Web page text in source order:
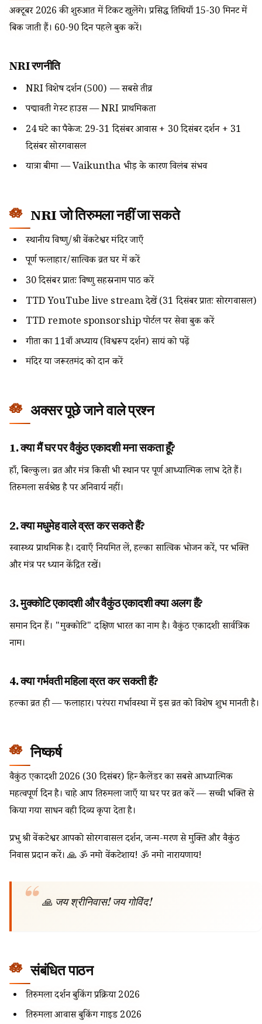
अक्टूबर 2026 की शुरुआत में टिकट खुलेंगे। प्रसिद्ध तिथियाँ 15-30 मिनट में
बिक जाती हैं। 60-90 दिन पहले बुक करें।
NRI रणनीति
NRI विशेष दर्शन (₹500) — सबसे तीव्र
पद्मावती गेस्ट हाउस — NRI प्राथमिकता
24 घंटे का पैकेज: 29-31 दिसंबर आवास + 30 दिसंबर दर्शन + 31
दिसंबर सोरगवासल
यात्रा बीमा — Vaikuntha भीड़ के कारण विलंब संभव
NRI जो तिरुमला नहीं जा सकते
स्थानीय विष्णु/श्री वेंकटेश्वर मंदिर जाएँ
पूर्ण फलाहार/सात्विक व्रत घर में करें
30 दिसंबर प्रातः विष्णु सहस्रनाम पाठ करें
TTD YouTube live stream देखें (31 दिसंबर प्रातः सोरगवासल)
TTD remote sponsorship पोर्टल पर सेवा बुक करें
गीता का 11वाँ अध्याय (विश्वरूप दर्शन) सायं को पढ़ें
मंदिर या जरूरतमंद को दान करें
अक्सर पूछे जाने वाले प्रश्न
1. क्या मैं घर पर वैकुंठ एकादशी मना सकता हूँ?
हाँ, बिल्कुल। व्रत और मंत्र किसी भी स्थान पर पूर्ण आध्यात्मिक लाभ देते हैं।
तिरुमला सर्वश्रेष्ठ है पर अनिवार्य नहीं।
2. क्या मधुमेह वाले व्रत कर सकते हैं?
स्वास्थ्य प्राथमिक है। दवाएँ नियमित लें, हल्का सात्विक भोजन करें, पर भक्ति
और मंत्र पर ध्यान केंद्रित रखें।
3. मुक्कोटि एकादशी और वैकुंठ एकादशी क्या अलग हैं?
समान दिन हैं। "मुक्कोटि" दक्षिण भारत का नाम है। वैकुंठ एकादशी सार्वत्रिक
नाम।
4. क्या गर्भवती महिला व्रत कर सकती हैं?
हल्का व्रत ही — फलाहार। परंपरा गर्भावस्था में इस व्रत को विशेष शुभ मानती है।
निष्कर्ष
वैकुंठ एकादशी 2026 (30 दिसंबर) हिन्दू कैलेंडर का सबसे आध्यात्मिक
महत्वपूर्ण दिन है। चाहे आप तिरुमला जाएँ या घर पर व्रत करें — सच्ची भक्ति से
किया गया साधन वही दिव्य कृपा देता है।
प्रभु श्री वेंकटेश्वर आपको सोरगवासल दर्शन, जन्म-मरण से मुक्ति और वैकुंठ
निवास प्रदान करें। 🙏 ॐ नमो वेंकटेशाय! ॐ नमो नारायणाय!
🙏 जय श्रीनिवास! जय गोविंद!
संबंधित पाठन
तिरुमला दर्शन बुकिंग प्रक्रिया 2026
तिरुमला आवास बुकिंग गाइड 2026